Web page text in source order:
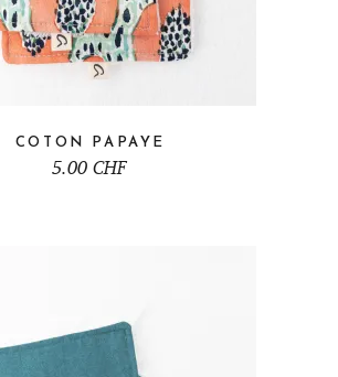
COTON PAPAYE
5.00 CHF